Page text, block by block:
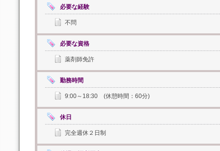
必要な経験
不問
必要な資格
薬剤師免許
勤務時間
9:00～18:30 (休憩時間：60分)
休日
完全週休２日制